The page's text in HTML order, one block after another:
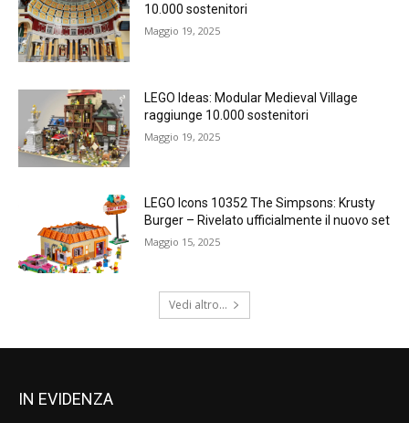
10.000 sostenitori
Maggio 19, 2025
LEGO Ideas: Modular Medieval Village
raggiunge 10.000 sostenitori
Maggio 19, 2025
LEGO Icons 10352 The Simpsons: Krusty
Burger – Rivelato ufficialmente il nuovo set
Maggio 15, 2025
Vedi altro...
IN EVIDENZA